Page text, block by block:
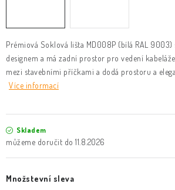
Prémiová Soklová lišta MD008P (bílá RAL 9003)
designem a má zadní prostor pro vedení
mezi stavebními příčkami a dodá prostoru a
Více informací
Skladem
11.8.2026
Množstevní sleva